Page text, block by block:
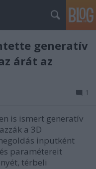
generatív
árát az
1
is ismert generatív
a 3D
inputként
paramétereit
térbeli